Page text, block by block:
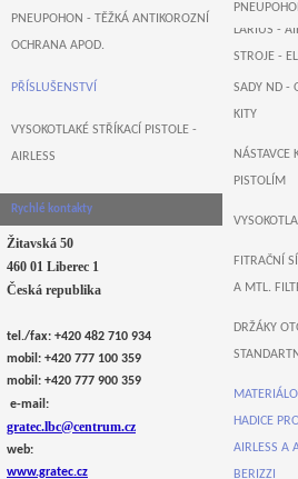
HP1
LARIUS -
STROJE -
PNEUPOHON - TĚŽKÁ ANTIKOROZNÍ
OCHRANA APOD.
PŘÍSLUŠENSTVÍ
SADY ND -
KITY
NÁSTAVCE
PISTOLÍM
FITRAČNÍ
A MTL.
DRŽÁKY
HADICE
AIRLESS A
BERIZZI
VYSOKOTLAKÉ STŘÍKACÍ PISTOLE -
AIRLESS
Rychlé kontakty
Žitavská 50
460 01 Liberec 1
Česká republika
tel./fax: +420 482 710 934
mobil: +420 777 100 359
mobil: +420 777 900 359
e-mail:
gratec.lbc@centrum.cz
web:
www.gratec.cz